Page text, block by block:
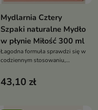
Mydlarnia Cztery
Szpaki naturalne Mydło
w płynie Miłość 300 ml
Łagodna formuła sprawdzi się w
codziennym stosowaniu,
gładką i przyjemnie pachnącą.
43,10 zł